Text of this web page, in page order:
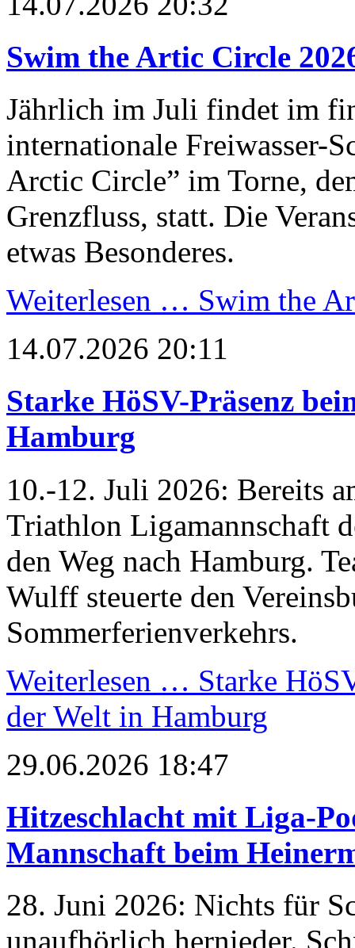
Swim the Artic Circle
Jährlich im Juli findet im
internationale Freiwasser-
Arctic Circle” im Torne,
Grenzfluss, statt. Die
etwas Besonderes.
Weiterlesen … Swim the
14.07.2026 20:11
Starke HöSV-Präsenz
Hamburg
10.-12. Juli 2026: Bereits
Triathlon Ligamannschaft
den Weg nach Hamburg.
Wulff steuerte den
Sommerferienverkehrs.
Weiterlesen … Starke
der Welt in Hamburg
29.06.2026 18:47
Hitzeschlacht mit Liga-
Mannschaft beim
28. Juni 2026: Nichts für
unaufhörlich hernieder.